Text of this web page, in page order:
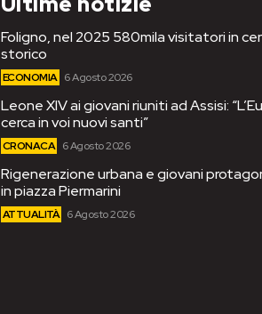
Foligno, nel 2025 580mila visitatori in
storico
ECONOMIA 6 Agosto 2026
Leone XIV ai giovani riuniti ad Assisi:
cerca in voi nuovi santi”
CRONACA 6 Agosto 2026
Rigenerazione urbana e giovani
in piazza Piermarini
ATTUALITÀ 6 Agosto 2026